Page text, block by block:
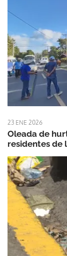
23 ENE 2026
Oleada de
residentes de